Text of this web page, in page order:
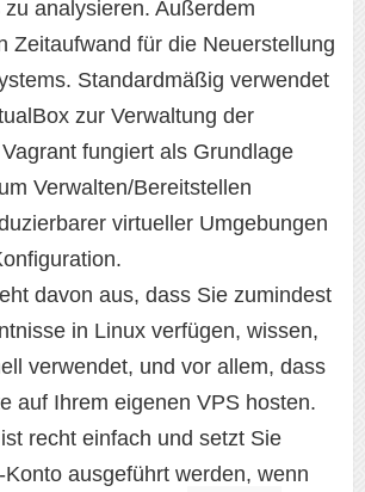
zu analysieren. Außerdem
Zeitaufwand für die Neuerstellung
Standardmäßig verwendet
zur Verwaltung der
fungiert als Grundlage
Verwalten/Bereitstellen
virtueller Umgebungen
davon aus, dass Sie zumindest
in Linux verfügen, wissen,
verwendet, und vor allem, dass
auf Ihrem eigenen VPS hosten.
recht einfach und setzt Sie
ausgeführt werden, wenn